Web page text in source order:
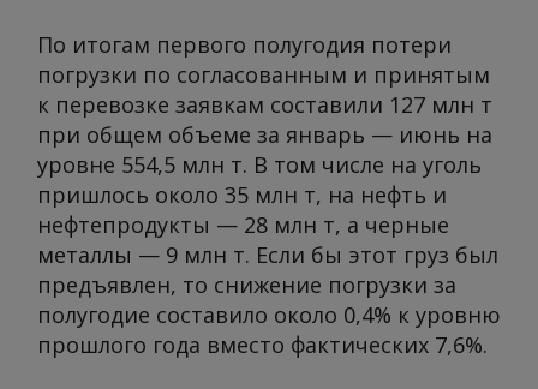
По итогам первого полугодия потери
погрузки по согласованным и принятым
к перевозке заявкам составили 127 млн т
при общем объеме за январь — июнь на
уровне 554,5 млн т. В том числе на уголь
пришлось около 35 млн т, на нефть и
нефтепродукты — 28 млн т, а черные
металлы — 9 млн т. Если бы этот груз был
предъявлен, то снижение погрузки за
полугодие составило около 0,4% к уровню
прошлого года вместо фактических 7,6%.